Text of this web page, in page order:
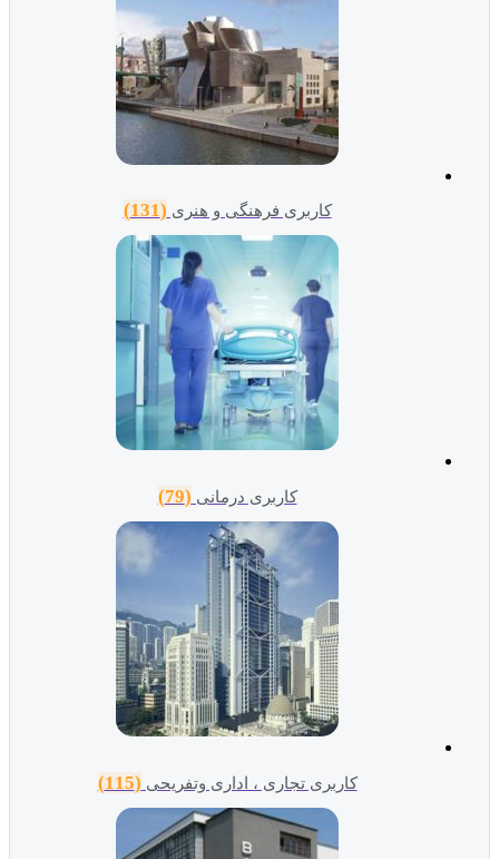
کاربری فرهنگی و هنری (131)
کاربری درمانی (79)
کاربری تجاری ، اداری وتفریحی(115)